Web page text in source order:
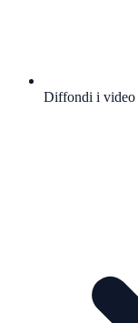
Diffondi i video